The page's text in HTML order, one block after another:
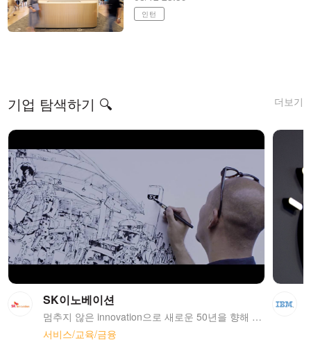
인턴
더보기
기업 탐색하기 🔍
SK이노베이션
멈추지 않은 innovation으로 새로운 50년을 향해 나아가겠습니다. Exploring the Energy Frontiers 지난 50여 년 동안 대한민국 에너지 산업을 선도해 온 SK이노베이션은 일찌감치 해외 자원개발 분야에 진출하여 베트남, 페루, 미국 등지에서 사업을 잇달아 성공시킴으로써 세계 자원개발시장에서 주목 받는 기업으로 성장하였습니다. 오늘도 세계 11개국 14개 광구에서 세계적 에너지기업들과 경쟁하며 에너지자립의 꿈을 키워가고 있습니다. Pioneering the World of Opportunities 끊임없는 혁신과 기술개발 투자를 통해 SK이노베이션은 신에너지 분야에서 세계 일류 수준의 Technology Leadership을 확보하고 있습니다. 특히 세계적 수준의 기술력을 자랑하는 전기자동차용 배터리 분야에서 글로벌 자동차 메이커와 공급계약을 체결함으로써 본격적인 세계시장 진출의 교두보를 마련하였습니다. Developing Future Flagship Technologies 세계는 대표적인 온실가스인 이산화탄소를 바다 속이나 땅 밑에 저장하는 CCS(Carbon Capture & Storage) 기술과 이를 저감하는 기술을 개발하고 있습니다. SK이노베이션은 이러한 이산화탄소를 자원으로 재생산하는 CCU (Carbon Conversion & Utilization) 기술 개발로 지구온난화 방지 및 신소재 생산에 집중하고 있습니다. 미래를 개척하는 기술, SK이노베이션이 개발하고 있습니다. Sharing Success and Delivering Happiness SK이노베이션은 세상의 행복 극대화를 위해 지속적인 사회공헌 활동을 펼치고 있습니다. SK이노베이션의 사회공헌활동은 단순히 기업의 이익을 사회에 환원하는 것이 아니라 기업도 사회구성원이라는 인식 아래 지속적인 의무와 역할을 수행하는 것을 의미합니다. 특히, 단순한 기부나 일회성 지원이 아닌 근본적인 사회문제에 대한 고민과, 이에 대한 해결노력을 통해 사회변화와 가치 창출에 기여하고 있습니다.
서비스/교육/금융